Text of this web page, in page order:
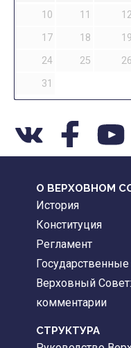
10
11
17
18 19
24
25 26
31
О ВЕРХОВНОМ
История
Конституция
Регламент
Верховный
комментарии
CТРУКТУРА